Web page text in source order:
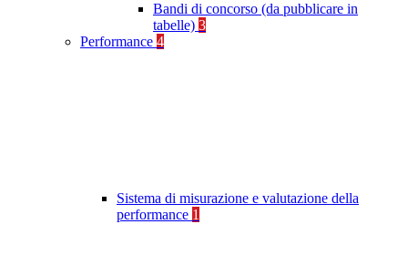
Bandi di concorso (da pubblicare in
tabelle) 3
Performance 4
Sistema di misurazione e valutazione della
performance 1